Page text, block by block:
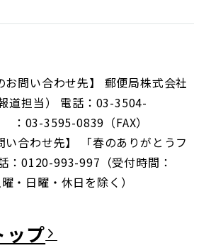
お問い合わせ先】 郵便局株式会社
道担当） 電話：03-3504-
03-3595-0839（FAX）
い合わせ先】 「春のありがとうフ
：0120-993-997（受付時間：
日曜・休日を除く）